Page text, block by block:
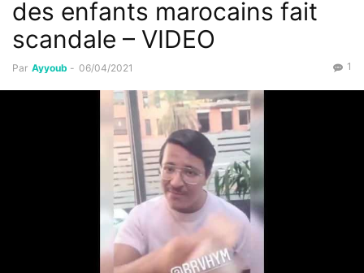
des enfants marocains fait
scandale – VIDEO
Par Ayyoub - 06/04/2021 1